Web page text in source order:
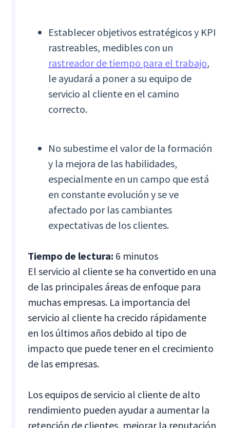
Establecer objetivos estratégicos y KPI
rastreables, medibles con un
rastreador de tiempo para el trabajo,
le ayudará a poner a su equipo de
servicio al cliente en el camino
correcto.
No subestime el valor de la formación
y la mejora de las habilidades,
especialmente en un campo que está
en constante evolución y se ve
afectado por las cambiantes
expectativas de los clientes.
Tiempo de lectura: 6 minutos
El servicio al cliente se ha convertido en una
de las principales áreas de enfoque para
muchas empresas. La importancia del
servicio al cliente ha crecido rápidamente
en los últimos años debido al tipo de
impacto que puede tener en el crecimiento
de las empresas.
Los equipos de servicio al cliente de alto
rendimiento pueden ayudar a aumentar la
retención de clientes, mejorar la reputación